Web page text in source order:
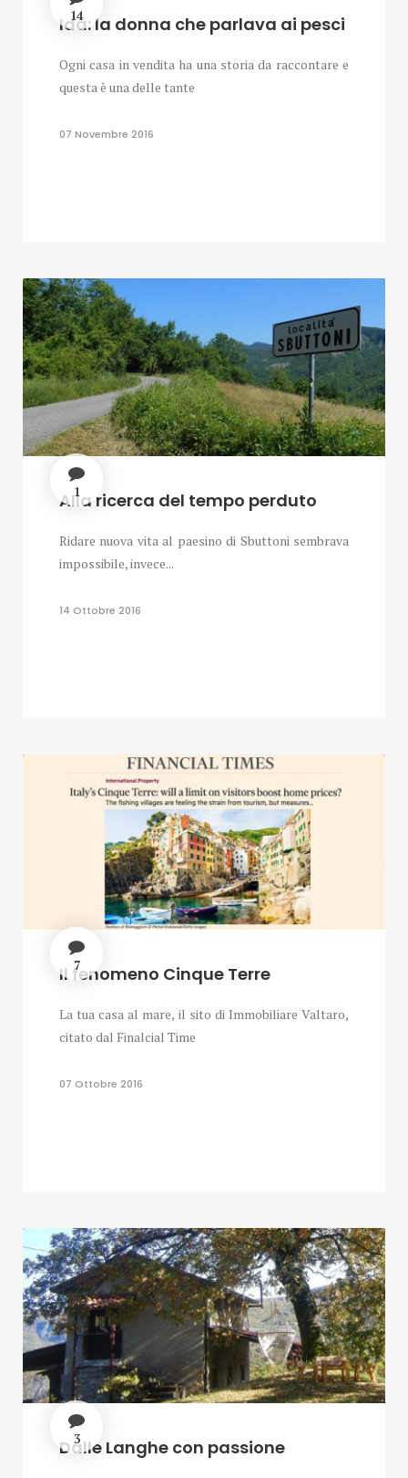
14
Ida: la donna che parlava ai pesci
Ogni casa in vendita ha una storia da raccontare e
questa è una delle tante
07 Novembre 2016
1
Alla ricerca del tempo perduto
Ridare nuova vita al paesino di Sbuttoni sembrava
impossibile, invece...
14 Ottobre 2016
7
Il fenomeno Cinque Terre
La tua casa al mare, il sito di Immobiliare Valtaro,
citato dal Finalcial Time
07 Ottobre 2016
3
Dalle Langhe con passione